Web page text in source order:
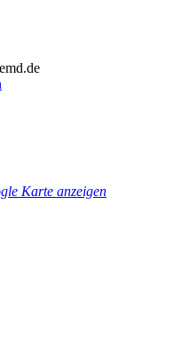
Karte anzeigen